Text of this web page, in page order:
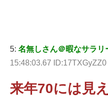
5: 名無しさん＠暇なサラリ
15:48:03.67 ID:17TXGyZZ0
来年70には見